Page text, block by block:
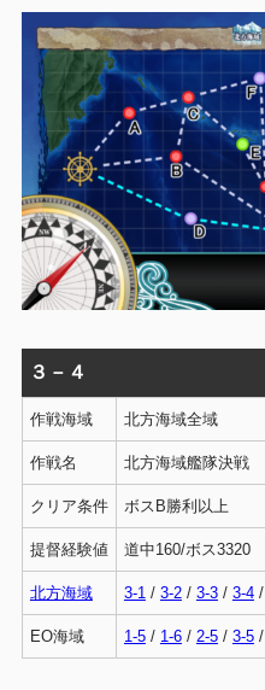
３－４
作戦海域 北方海域全域
作戦名 北方海域艦隊決戦
クリア条件 ボスB勝利以上
提督経験値 道中160/ボス3320
北方海域 3-1/ 3-2/ 3-3/ 3-4/
EO海域 1-5/ 1-6/ 2-5/ 3-5/